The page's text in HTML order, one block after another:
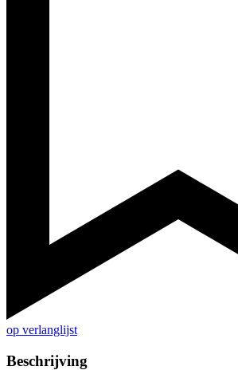
op verlanglijst
Beschrijving